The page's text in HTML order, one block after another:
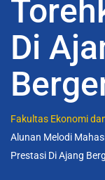
Di
Fakultas Ekonomi
Alunan Melodi
Prestasi Di Ajang